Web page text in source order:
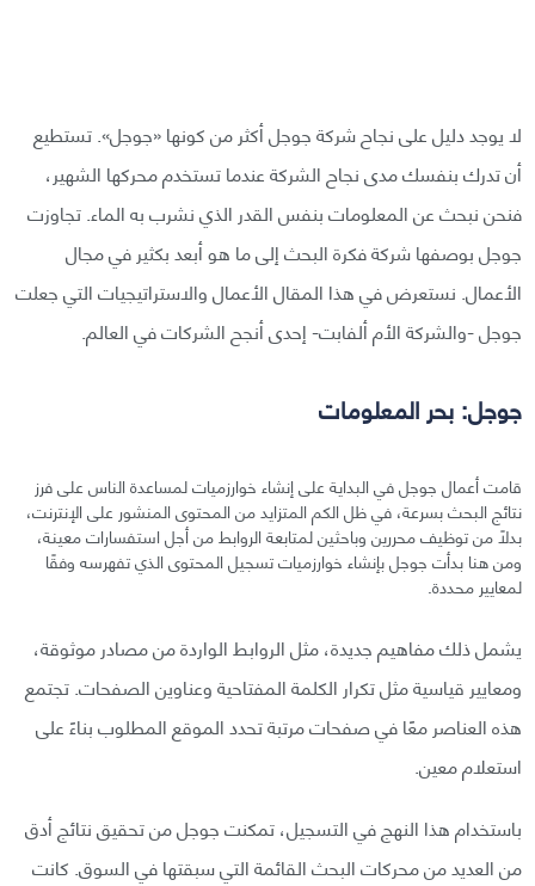
لا يوجد دليل على نجاح شركة جوجل أكثر من كونها «جوجل». تستطيع
أن تدرك بنفسك مدى نجاح الشركة عندما تستخدم محركها الشهير،
فنحن نبحث عن المعلومات بنفس القدر الذي نشرب به الماء. تجاوزت
جوجل بوصفها شركة فكرة البحث إلى ما هو أبعد بكثير في مجال
الأعمال. نستعرض في هذا المقال الأعمال والاستراتيجيات التي جعلت
جوجل -والشركة الأم ألفابت- إحدى أنجح الشركات في العالم.
جوجل: بحر المعلومات
قامت أعمال جوجل في البداية على إنشاء خوارزميات لمساعدة الناس على فرز
نتائج البحث بسرعة، في ظل الكم المتزايد من المحتوى المنشور على الإنترنت،
بدلًا من توظيف محررين وباحثين لمتابعة الروابط من أجل استفسارات معينة،
ومن هنا بدأت جوجل بإنشاء خوارزميات تسجيل المحتوى الذي تفهرسه وفقًا
لمعايير محددة.
يشمل ذلك مفاهيم جديدة، مثل الروابط الواردة من مصادر موثوقة،
ومعايير قياسية مثل تكرار الكلمة المفتاحية وعناوين الصفحات. تجتمع
هذه العناصر معًا في صفحات مرتبة تحدد الموقع المطلوب بناءً على
استعلام معين.
باستخدام هذا النهج في التسجيل، تمكنت جوجل من تحقيق نتائج أدق
من العديد من محركات البحث القائمة التي سبقتها في السوق. كانت